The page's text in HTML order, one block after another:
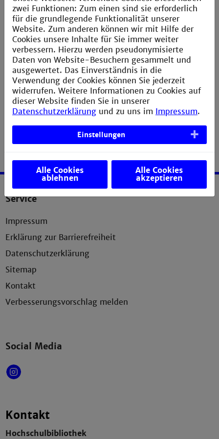
Schon gewusst?:Wer an mindestens2 Coffee
Lectures und2 Schulungenteilnimmt, kann sich eine
Teilnahmebestätigung ausstellen lassen – ein
Pluspunkt für Ihre Studienorganisation! Mehr
Informationen finden Sie
HIER!
Veranstaltungsort: Online
« zurück
Service
Impressum
Erklärung zur Barrierefreiheit
Datenschutzerklärung
Sitemap
Kontakt
Verbesserungsvorschlag melden
Social Media
Kontakt
Hochschulbibliothek
zwei Funktionen: Zum einen sind sie erforderlich
für die grundlegende Funktionalität unserer
Website. Zum anderen können wir mit Hilfe der
Cookies unsere Inhalte für Sie immer weiter
verbessern. Hierzu werden pseudonymisierte
Daten von Website-Besuchern gesammelt und
ausgewertet. Das Einverständnis in die
Verwendung der Cookies können Sie jederzeit
widerrufen. Weitere Informationen zu Cookies auf
dieser Website finden Sie in unserer
Datenschutzerklärung und zu uns im Impressum.
Einstellungen
Alle Cookies
ablehnen
Alle Cookies
akzeptieren